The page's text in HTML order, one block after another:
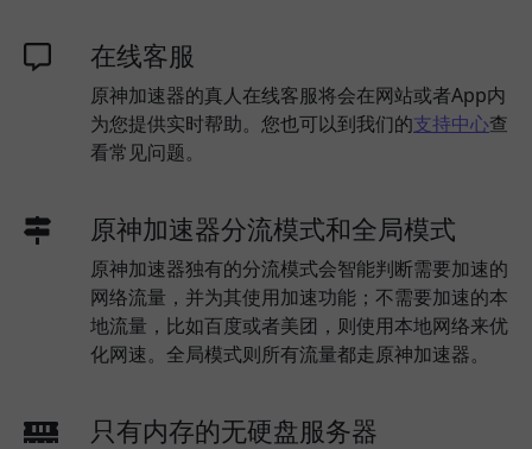
在线客服
原神加速器的真人在线客服将会在网站或者App内
为您提供实时帮助。您也可以到我们的支持中心查
看常见问题。
原神加速器分流模式和全局模式
原神加速器独有的分流模式会智能判断需要加速的
网络流量，并为其使用加速功能；不需要加速的本
地流量，比如百度或者美团，则使用本地网络来优
化网速。全局模式则所有流量都走原神加速器。
只有内存的无硬盘服务器